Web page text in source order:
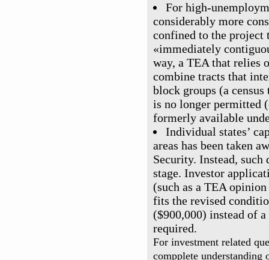
For high-
considerably more
confined to the project
«immediately
way, a TEA that relies
combine tracts that
block groups (a
is no longer permitted
formerly available
Individual states’
areas has been taken
Security. Instead,
stage. Investor
(such as a TEA
fits the revised
($900,000) instead of
required.
For investment related
compplete